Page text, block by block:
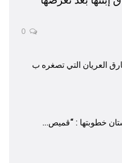
العريان التي تصغره ب
خطوبتها : “قميص…